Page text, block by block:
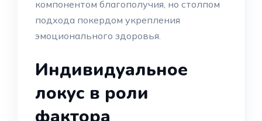
компонентом благополучия, но столпом
подхода покердом укрепления
эмоционального здоровья.
Индивидуальное
локус в роли